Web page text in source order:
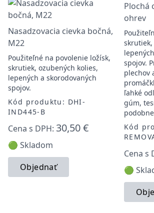
Nasadzovacia cievka bočná,
M22
Použiteľné na povolenie ložísk,
skrutiek, ozubených kolies,
lepených a skorodovaných
spojov.
Kód produktu: DHI-
IND445-B
Cena s DPH: 30,50 €
🟢 Skladom
Objednať
Plochá
ohrev
skrutiek,
spojov.
plechov
ľahké
gúm,
Kód
Cena s
🟢